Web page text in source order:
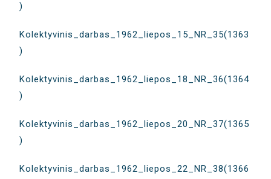
)
Kolektyvinis_darbas_1962_liepos_15_NR_35(1363
)
Kolektyvinis_darbas_1962_liepos_18_NR_36(1364
)
Kolektyvinis_darbas_1962_liepos_20_NR_37(1365
)
Kolektyvinis_darbas_1962_liepos_22_NR_38(1366